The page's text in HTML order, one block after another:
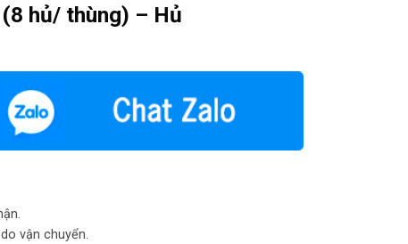
hủ/ thùng) – Hủ
vận chuyển.